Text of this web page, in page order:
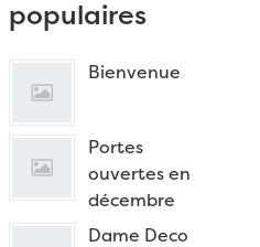
populaires
Bienvenue
Portes
ouvertes en
décembre
Dame Deco